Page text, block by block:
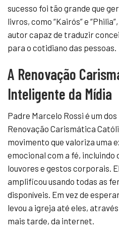
sucesso foi tão grande que
livros, como “Kairós” e
autor capaz de traduzir
para o cotidiano das pessoas.
A Renovação
Inteligente da Mídia
Padre Marcelo Rossi é um
Renovação Carismática
movimento que valoriza uma
emocional com a fé, incluindo
louvores e gestos corporais.
amplificou usando todas as
disponíveis. Em vez de
levou a igreja até eles,
mais tarde, da internet.